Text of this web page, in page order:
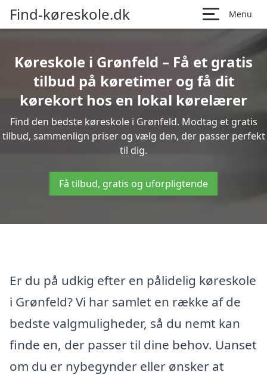
Find-køreskole.dk Menu
Køreskole i Grønfeld – Få et gratis
tilbud på køretimer og få dit
kørekort hos en lokal kørelærer
Find den bedste køreskole i Grønfeld. Modtag et gratis
tilbud, sammenlign priser og vælg den, der passer perfekt
til dig.
Få tilbud, gratis og uforpligtende
Er du på udkig efter en pålidelig køreskole
i Grønfeld? Vi har samlet en række af de
bedste valgmuligheder, så du nemt kan
finde en, der passer til dine behov. Uanset
om du er nybegynder eller ønsker at